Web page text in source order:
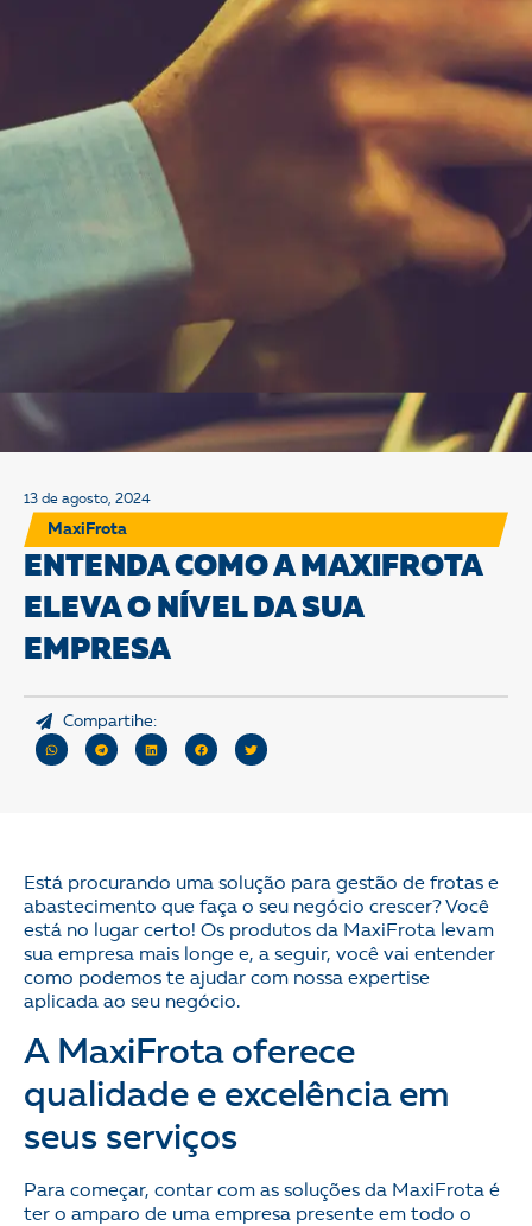
13 de agosto, 2024
MaxiFrota
ENTENDA COMO A MAXIFROTA
ELEVA O NÍVEL DA SUA
EMPRESA
Compartihe:
Está procurando uma solução para gestão de frotas e
abastecimento que faça o seu negócio crescer? Você
está no lugar certo! Os produtos da MaxiFrota levam
sua empresa mais longe e, a seguir, você vai entender
como podemos te ajudar com nossa expertise
aplicada ao seu negócio.
A MaxiFrota oferece
qualidade e excelência em
seus serviços
Para começar, contar com as soluções da MaxiFrota é
ter o amparo de uma empresa presente em todo o